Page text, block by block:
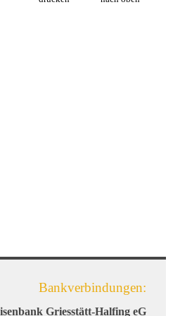
Bankverbindungen:
Griesstätt-Halfing eG